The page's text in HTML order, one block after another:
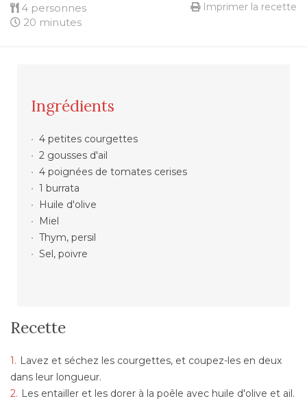
4 personnes
20 minutes
Imprimer la recette
Ingrédients
4 petites courgettes
2 gousses d'ail
4 poignées de tomates cerises
1 burrata
Huile d'olive
Miel
Thym, persil
Sel, poivre
Recette
Lavez et séchez les courgettes, et coupez-les en deux
dans leur longueur.
Les entailler et les dorer à la poêle avec huile d'olive et ail.